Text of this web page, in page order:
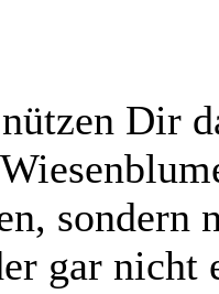
Dir
sondern
gar nicht